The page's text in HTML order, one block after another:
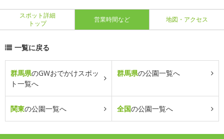
スポット詳細
トップ
営業時間など 地図・アクセス
一覧に戻る
群馬県のGWおでかけスポッ
ト一覧へ
群馬県の公園一覧へ
関東の公園一覧へ 全国の公園一覧へ